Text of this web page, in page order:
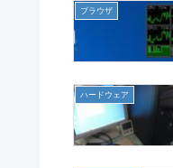
ブラウザ
ハードウェア